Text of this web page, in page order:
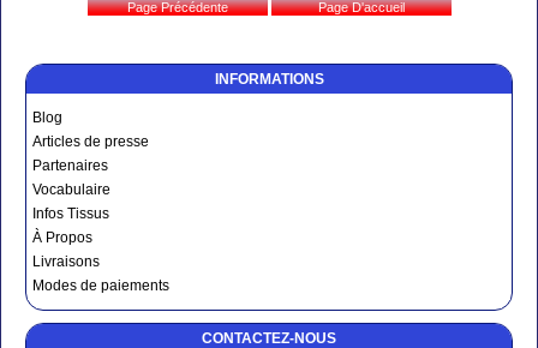
INFORMATIONS
Blog
Articles de presse
Partenaires
Vocabulaire
Infos Tissus
À Propos
Livraisons
Modes de paiements
CONTACTEZ-NOUS